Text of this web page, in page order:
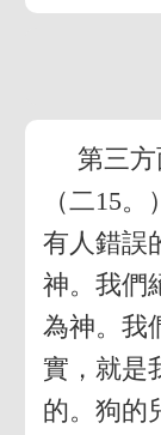
第三方
（二15
有人錯誤
神。我們
為神。我
實，就是
的。狗的